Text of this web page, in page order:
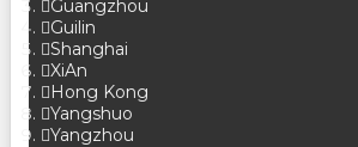
Guangzhou
Guilin
Shanghai
XiAn
Hong Kong
Yangshuo
Yangzhou